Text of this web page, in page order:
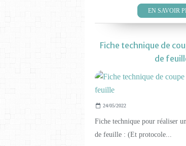
EN SAVOIR
Fiche technique de
de
24/05/2022
Fiche technique pour réaliser
de feuille : (Et protocole...